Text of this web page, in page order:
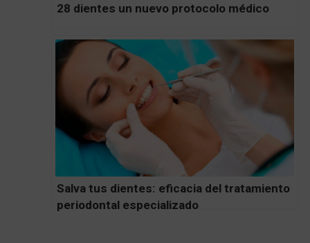
28 dientes un nuevo protocolo médico
Salva tus dientes: eficacia del tratamiento
periodontal especializado